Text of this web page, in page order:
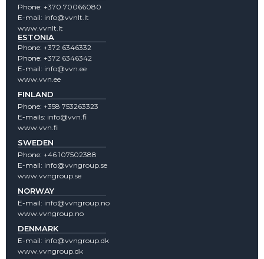
Phone: +370 70066080
E-mail: info@vvnlt.lt
www.vvnlt.lt
ESTONIA
Phone: +372 6346332
Phone: +372 6346342
E-mail: info@vvn.ee
www.vvn.ee
FINLAND
Phone: +358 753263323
E-mails: info@vvn.fi
www.vvn.fi
SWEDEN
Phone: +46 107502388
E-mail: info@vvngroup.se
www.vvngroup.se
NORWAY
E-mail: info@vvngroup.no
www.vvngroup.no
DENMARK
E-mail: info@vvngroup.dk
www.vvngroup.dk